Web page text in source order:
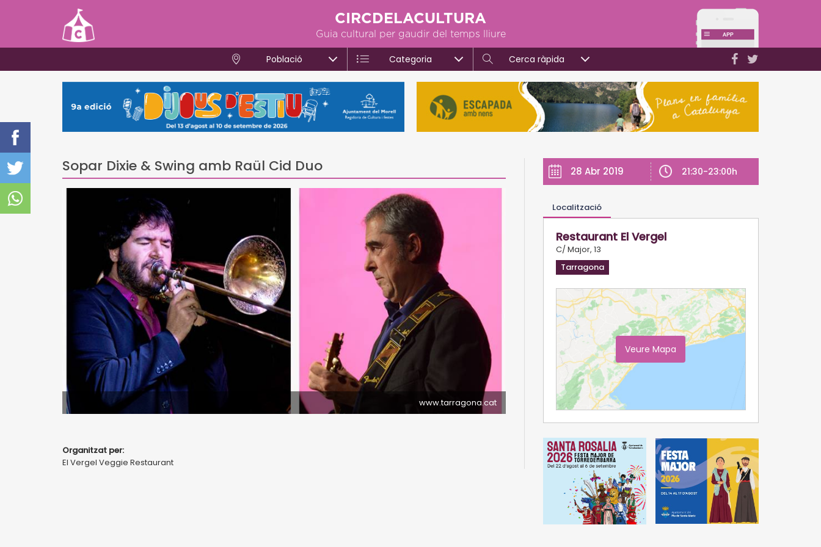
CIRCDELACULTURA
Guia cultural per gaudir del temps lliure
Població Categoria Cerca ràpida
Sopar Dixie & Swing amb Raül Cid Duo
www.tarragona.cat
Organitzat per:
El Vergel Veggie Restaurant
28 Abr 2019 21:30-23:00h
Localització
Restaurant El Vergel
C/ Major, 13
Tarragona
Veure Mapa